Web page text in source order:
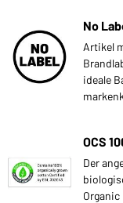
No
Artikel
ideale
OCS
Der
Organic